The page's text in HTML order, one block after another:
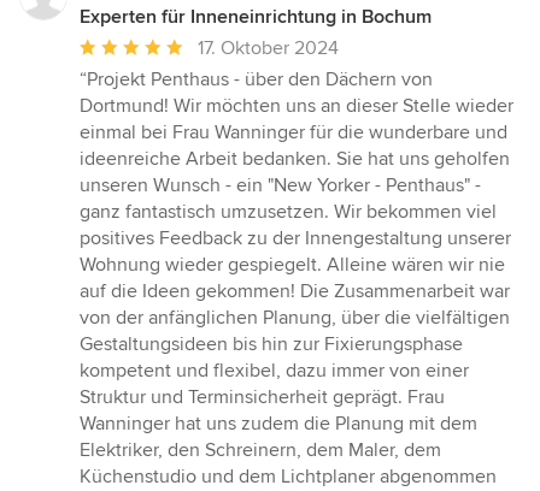
Experten für Inneneinrichtung in Bochum
Durchschnittliche
Bewertung:
5
von
5
Sternen
17. Oktober 2024
“Projekt Penthaus - über den Dächern von
Dortmund! Wir möchten uns an dieser Stelle wieder
einmal bei Frau Wanninger für die wunderbare und
ideenreiche Arbeit bedanken. Sie hat uns geholfen
unseren Wunsch - ein "New Yorker - Penthaus" -
ganz fantastisch umzusetzen. Wir bekommen viel
positives Feedback zu der Innengestaltung unserer
Wohnung wieder gespiegelt. Alleine wären wir nie
auf die Ideen gekommen! Die Zusammenarbeit war
von der anfänglichen Planung, über die vielfältigen
Gestaltungsideen bis hin zur Fixierungsphase
kompetent und flexibel, dazu immer von einer
Struktur und Terminsicherheit geprägt. Frau
Wanninger hat uns zudem die Planung mit dem
Elektriker, den Schreinern, dem Maler, dem
Küchenstudio und dem Lichtplaner abgenommen